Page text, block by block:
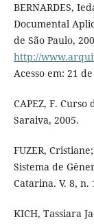
BERNARDES,
Documental
de São Paulo,
http://
Acesso em: 21
CAPEZ, F. Curso
Saraiva, 2005.
FUZER,
Sistema de
Catarina. V. 8, n.
KICH, Tassiara